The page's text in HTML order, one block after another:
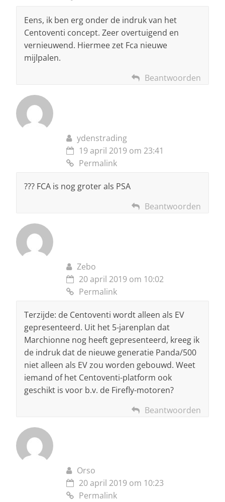
Eens, ik ben erg onder de indruk van het
Centoventi concept. Zeer overtuigend en
vernieuwend. Hiermee zet Fca nieuwe
mijlpalen.
Beantwoorden
ydenstrading
19 april 2019 om 23:41
Permalink
??? FCA is nog groter als PSA
Beantwoorden
Zebo
20 april 2019 om 10:02
Permalink
Terzijde: de Centoventi wordt alleen als EV
gepresenteerd. Uit het 5-jarenplan dat
Marchionne nog heeft gepresenteerd, kreeg ik
de indruk dat de nieuwe generatie Panda/500
niet alleen als EV zou worden gebouwd. Weet
iemand of het Centoventi-platform ook
geschikt is voor b.v. de Firefly-motoren?
Beantwoorden
Orso
20 april 2019 om 10:23
Permalink